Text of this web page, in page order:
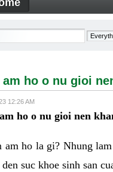
ho o nu gioi nen
am ho o nu gioi
12:26 AM
ho o nu gioi nen
am ho la gi? Nhung
suc khoe sinh san